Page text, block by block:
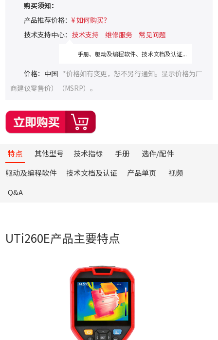
购买须知：
产品推荐价格：¥ 如何购买？
技术支持中心： 技术支持 维修服务 常见问题
手册、驱动及编程软件、技术文档及认证...
价格：中国 *价格如有变更，恕不另行通知。显示价格为厂
商建议零售价）（MSRP）。
特点 其他型号 技术指标 手册
选件/配件
驱动及编程软件
技术文档及认证 产品单页
视频
Q&A
UTi260E产品主要特点